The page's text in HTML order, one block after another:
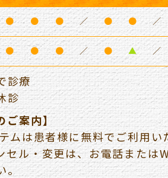
● ● ● ／ ● ● ／
● ● ● ／ ● ▲ ／
診療
診
ご案内】
ムは患者様に無料でご利用い
セル・変更は、お電話または
。